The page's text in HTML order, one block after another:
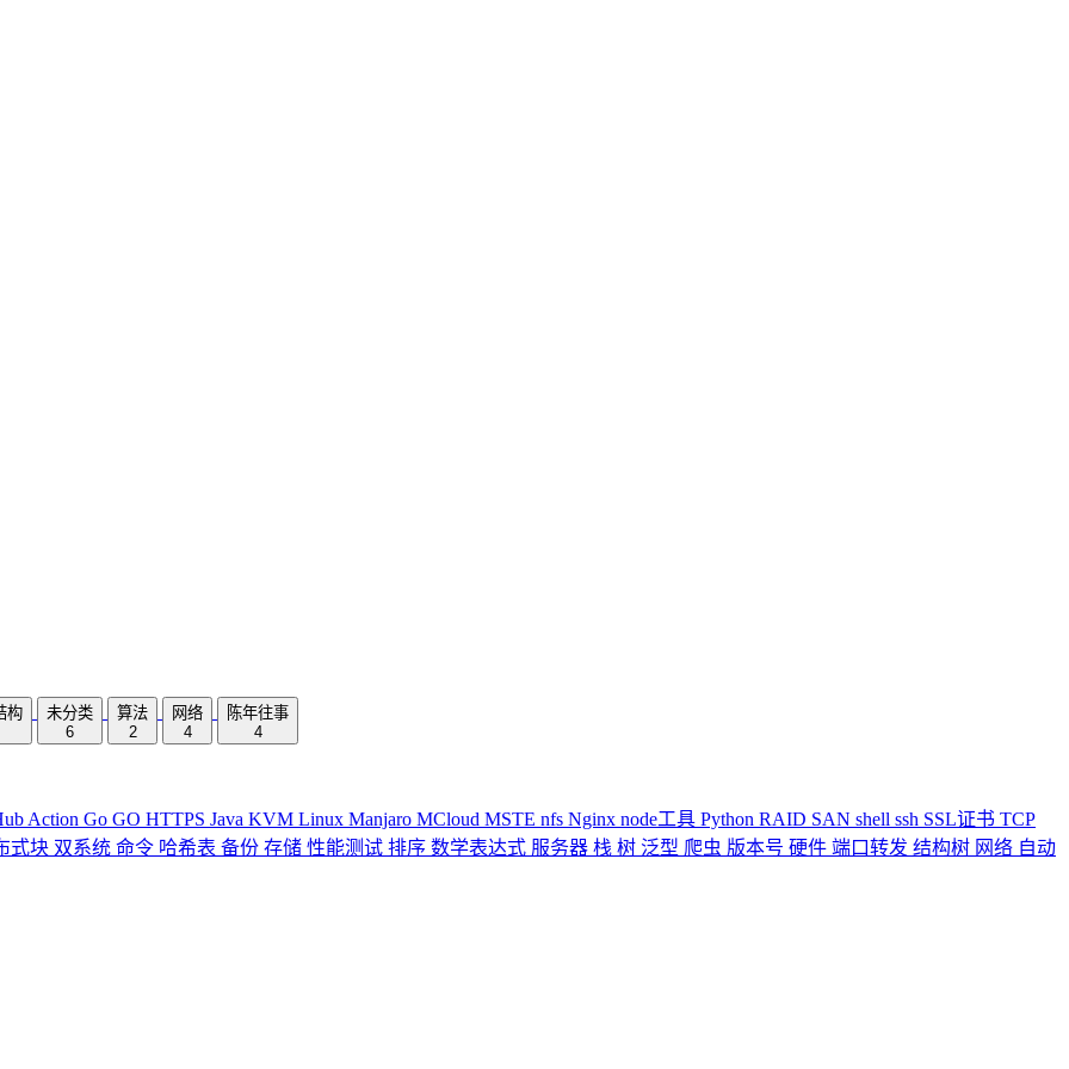
构
未分类
6
算法
2
网络
4
陈年往事
4
Action Go GO HTTPS Java KVM Linux Manjaro MCloud MSTE nfs Nginx node工具 Python RAID SAN shell ssh SSL证书 TCP
式块 双系统 命令 哈希表 备份 存储 性能测试 排序 数学表达式 服务器 栈 树 泛型 爬虫 版本号 硬件 端口转发 结构树 网络 自动